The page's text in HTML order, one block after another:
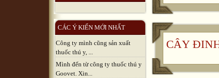
CÁC Ý KIẾN MỚI NHẤT
Công ty mình cũng sản xuất
thuốc thú y, ...
Mình đến từ công ty thuốc thú y
Goovet. Xin...
CÂY